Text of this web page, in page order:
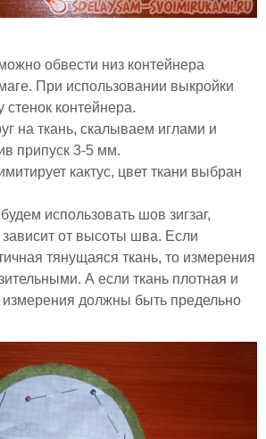
обвести низ контейнера
При использовании выкройки
контейнера.
на ткань, скалываем иглами и
припуск 3-5 мм.
кактус, цвет ткани выбран
использовать шов зигзаг,
от высоты шва. Если
тянущаяся ткань, то измерения
А если ткань плотная и
должны быть предельно